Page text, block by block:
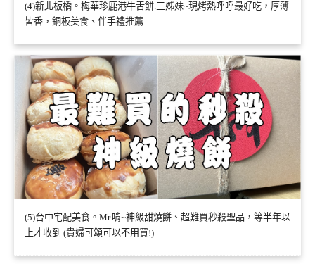
(4)新北板橋。梅華珍鹿港牛舌餅.三姊妹~現烤熱呼呼最好吃，厚薄
皆香，銅板美食、伴手禮推薦
(5)台中宅配美食。Mr.啃~神級甜燒餅、超難買秒殺聖品，等半年以
上才收到 (貴婦可頌可以不用買!)